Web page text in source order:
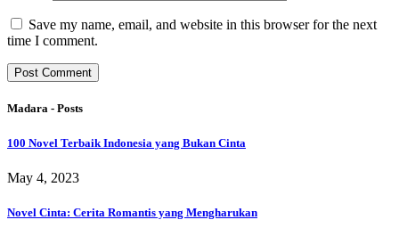
Save my name, email, and website in this browser for the next
time I comment.
Madara - Posts
100 Novel Terbaik Indonesia yang Bukan Cinta
May 4, 2023
Novel Cinta: Cerita Romantis yang Mengharukan